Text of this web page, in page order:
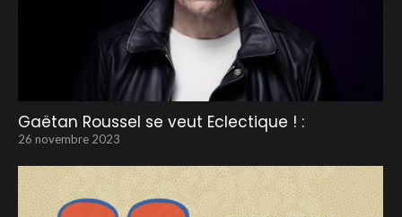
Gaëtan Roussel se veut Eclectique ! :
26 novembre 2023